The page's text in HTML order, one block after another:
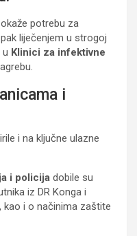
potrebu za
liječenjem u strogoj
Klinici za infektivne
i
i na ključne ulazne
i policija dobile su
iz DR Konga i
kao i o načinima zaštite